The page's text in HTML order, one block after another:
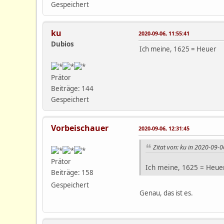
Gespeichert
ku
Dubios
Prätor
Beiträge: 144
Gespeichert
2020-09-06, 11:55:41
Ich meine, 1625 = Heuer
Vorbeischauer
Prätor
Beiträge: 158
Gespeichert
2020-09-06, 12:31:45
Zitat von: ku in 2020-09-
Ich meine, 1625 =
Genau, das ist es.